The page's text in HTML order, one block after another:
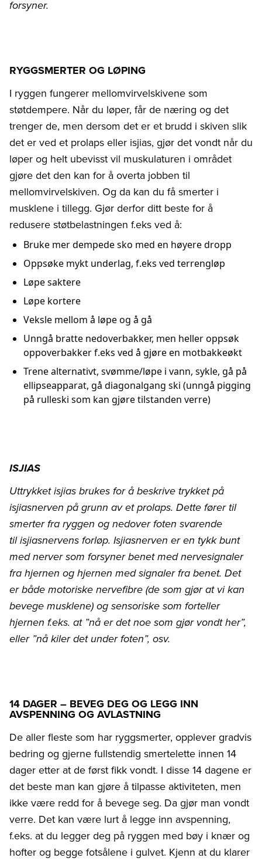
forsyner.
RYGGSMERTER OG LØPING
I ryggen fungerer mellomvirvelskivene som
støtdempere. Når du løper, får de næring og det
trenger de, men dersom det er et brudd i skiven slik
det er ved et prolaps eller isjias, gjør det vondt når du
løper og helt ubevisst vil muskulaturen i området
gjøre det den kan for å overta jobben til
mellomvirvelskiven. Og da kan du få smerter i
musklene i tillegg. Gjør derfor ditt beste for å
redusere støtbelastningen f.eks ved å:
Bruke mer dempede sko med en høyere dropp
Oppsøke mykt underlag, f.eks ved terrengløp
Løpe saktere
Løpe kortere
Veksle mellom å løpe og å gå
Unngå bratte nedoverbakker, men heller oppsøk
oppoverbakker f.eks ved å gjøre en motbakkeøkt
Trene alternativt, svømme/løpe i vann, sykle, gå på
ellipseapparat, gå diagonalgang ski (unngå pigging
på rulleski som kan gjøre tilstanden verre)
ISJIAS
Uttrykket isjias brukes for å beskrive trykket på
isjiasnerven på grunn av et prolaps. Dette fører til
smerter fra ryggen og nedover foten svarende
til isjiasnervens forløp. Isjiasnerven er en tykk bunt
med nerver som forsyner benet med nervesignaler
fra hjernen og hjernen med signaler fra benet. Det
er både motoriske nervefibre (de som gjør at vi kan
bevege musklene) og sensoriske som forteller
hjernen f.eks. at ”nå er det noe som gjør vondt her”,
eller ”nå kiler det under foten”, osv.
14 DAGER – BEVEG DEG OG LEGG INN
AVSPENNING OG AVLASTNING
De aller fleste som har ryggsmerter, opplever gradvis
bedring og gjerne fullstendig smertelette innen 14
dager etter at de først fikk vondt. I disse 14 dagene er
det beste man kan gjøre å tilpasse aktiviteten, men
ikke være redd for å bevege seg. Da gjør man vondt
verre. Det kan være lurt å legge inn avspenning,
f.eks. at du legger deg på ryggen med bøy i knær og
hofter og begge fotsålene i gulvet. Kjenn at du klarer